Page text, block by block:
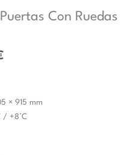
Con Ruedas
1.159,00 €.
× 915 mm
/ +8°C